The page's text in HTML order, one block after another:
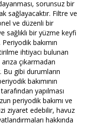
sorunsuz bir
sağlayacaktır. Filtre ve
ve düzenli bir
sağlıklı bir yüzme keyfi
bakımın
ihtiyacı bulunan
çıkarmadan
gibi durumların
bakımının
yapılması
periyodik bakımı ve
ziyaret edebilir, havuz
hakkında